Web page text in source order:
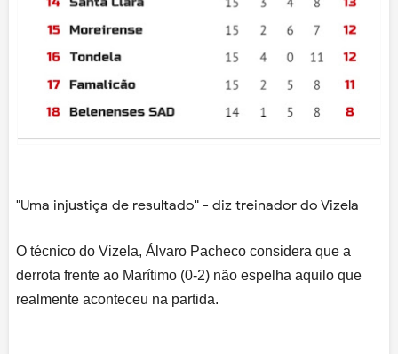
"Uma injustiça de resultado" - diz treinador do Vizela
O técnico do Vizela, Álvaro Pacheco considera que a
derrota frente ao Marítimo (0-2) não espelha aquilo que
realmente aconteceu na partida.